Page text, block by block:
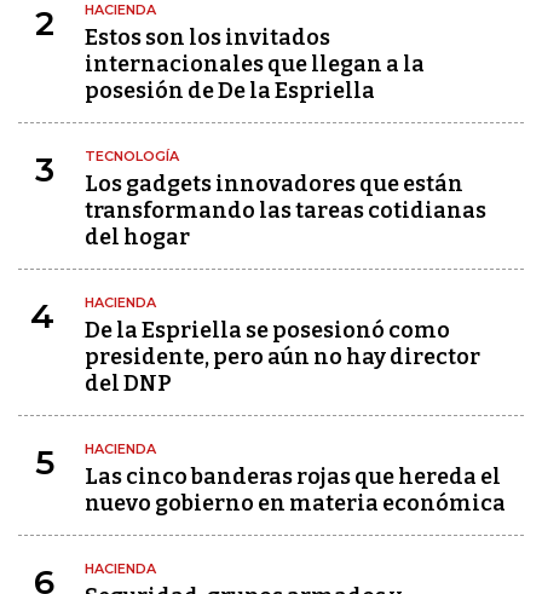
2 HACIENDA
Estos son los invitados
internacionales que llegan a la
posesión de De la Espriella
3 TECNOLOGÍA
Los gadgets innovadores que están
transformando las tareas cotidianas
del hogar
4 HACIENDA
De la Espriella se posesionó como
presidente, pero aún no hay director
del DNP
5 HACIENDA
Las cinco banderas rojas que hereda el
nuevo gobierno en materia económica
6 HACIENDA